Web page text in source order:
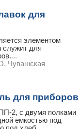
для
элементом
служит для
...
Чувашская
для приборов
2, с двумя полками
емкостью под